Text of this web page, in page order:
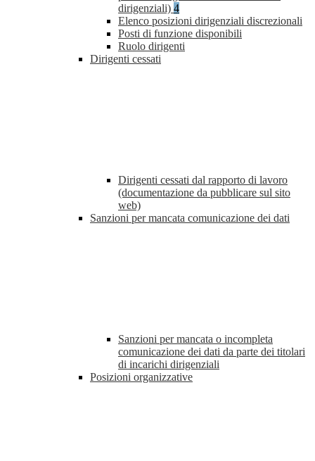
dirigenziali) 4
Elenco posizioni dirigenziali discrezionali
Posti di funzione disponibili
Ruolo dirigenti
Dirigenti cessati
Dirigenti cessati dal rapporto di lavoro
(documentazione da pubblicare sul sito
web)
Sanzioni per mancata comunicazione dei dati
Sanzioni per mancata o incompleta
comunicazione dei dati da parte dei titolari
di incarichi dirigenziali
Posizioni organizzative